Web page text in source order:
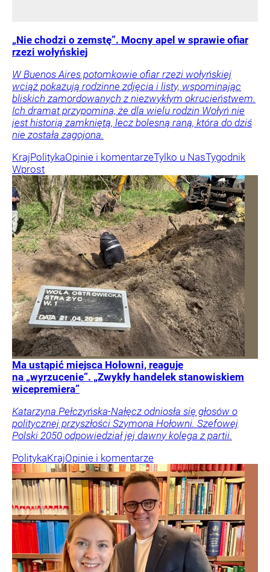
„Nie chodzi o zemstę”. Mocny apel w sprawie ofiar
rzezi wołyńskiej
W Buenos Aires potomkowie ofiar rzezi wołyńskiej
wciąż pokazują rodzinne zdjęcia i listy, wspominając
bliskich zamordowanych z niezwykłym okrucieństwem.
Ich dramat przypomina, że dla wielu rodzin Wołyń nie
jest historią zamkniętą, lecz bolesną raną, która do dziś
nie została zagojona.
KrajPolitykaOpinie i komentarzeTylko u NasTygodnik
Wprost
Ma ustąpić miejsca Hołowni, reaguje
na „wyrzucenie”. „Zwykły handelek stanowiskiem
wicepremiera”
Katarzyna Pełczyńska-Nałęcz odniosła się głosów o
politycznej przyszłości Szymona Hołowni. Szefowej
Polski 2050 odpowiedział jej dawny kolega z partii.
PolitykaKrajOpinie i komentarze